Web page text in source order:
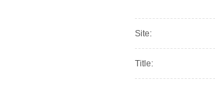
Site:
Title: